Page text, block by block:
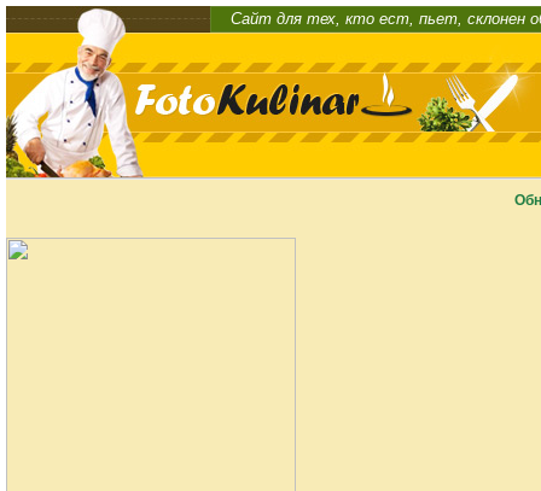
Сайт для тех, кто ест, пьет, склонен